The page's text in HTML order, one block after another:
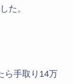
た。
ら手取り14万